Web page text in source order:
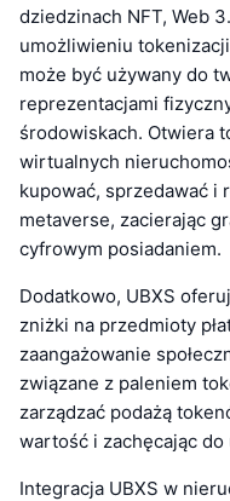
dziedzinach NFT, Web
umożliwieniu
może być używany do
reprezentacjami
środowiskach. Otwiera
wirtualnych
kupować, sprzedawać i
metaverse, zacierając
cyfrowym posiadaniem.
Dodatkowo, UBXS
zniżki na przedmioty
zaangażowanie
związane z paleniem
zarządzać podażą
wartość i zachęcając
Integracja UBXS w